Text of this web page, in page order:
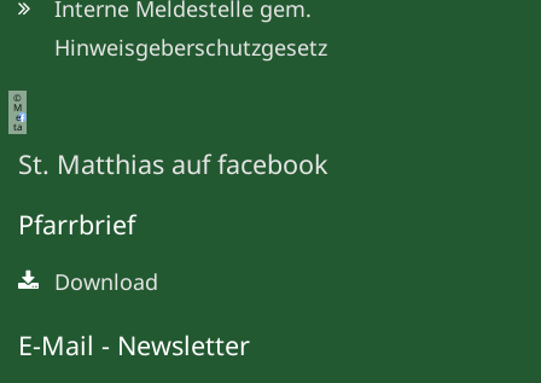
Interne Meldestelle gem.
Hinweisgeberschutzgesetz
©
M
e
ta
St. Matthias auf facebook
Pfarrbrief
Download
E-Mail - Newsletter